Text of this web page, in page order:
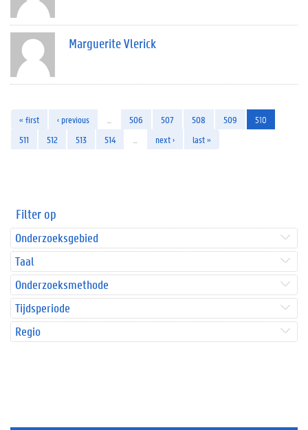
Marguerite Vlerick
« first ‹ previous 506 507 508 509
510
511
512 513 514 next › last »
Filter op
Onderzoeksgebied
Taal
Onderzoeksmethode
Tijdsperiode
Regio